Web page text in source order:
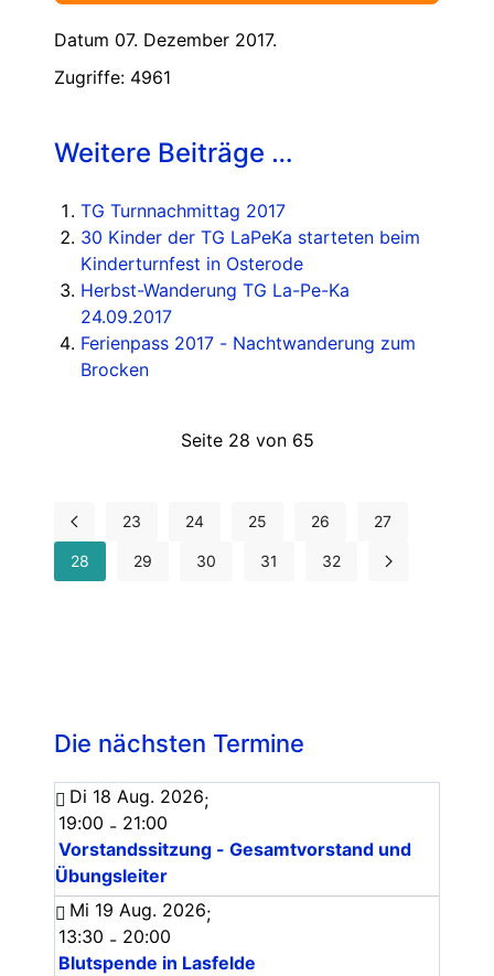
Datum 07. Dezember 2017.
Zugriffe: 4961
Weitere Beiträge …
TG Turnnachmittag 2017
30 Kinder der TG LaPeKa starteten beim
Kinderturnfest in Osterode
Herbst-Wanderung TG La-Pe-Ka
24.09.2017
Ferienpass 2017 - Nachtwanderung zum
Brocken
Seite 28 von 65
23 24 25 26 27
28 29 30 31 32
Die nächsten Termine
Di 18 Aug. 2026;
19:00 - 21:00
Vorstandssitzung - Gesamtvorstand und
Übungsleiter
Mi 19 Aug. 2026;
13:30 - 20:00
Blutspende in Lasfelde